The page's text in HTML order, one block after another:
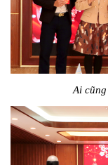
Ai